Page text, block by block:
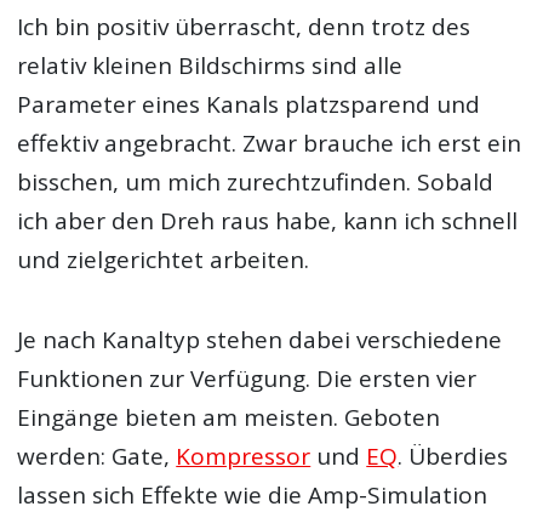
Ich bin positiv überrascht, denn trotz des
relativ kleinen Bildschirms sind alle
Parameter eines Kanals platzsparend und
effektiv angebracht. Zwar brauche ich erst ein
bisschen, um mich zurechtzufinden. Sobald
ich aber den Dreh raus habe, kann ich schnell
und zielgerichtet arbeiten.
Je nach Kanaltyp stehen dabei verschiedene
Funktionen zur Verfügung. Die ersten vier
Eingänge bieten am meisten. Geboten
werden: Gate, Kompressor und EQ. Überdies
lassen sich Effekte wie die Amp-Simulation